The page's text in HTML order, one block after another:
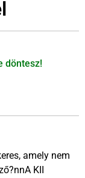
döntesz!
amely nem
KII